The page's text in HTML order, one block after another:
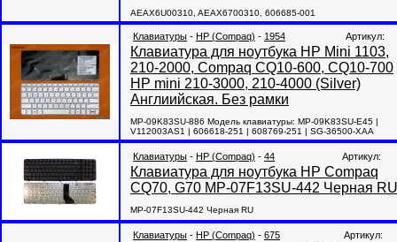
AEAX6U00310, AEAX6700310, 606685-001
Клавиатуры - HP (Compaq) - 1954 Артикул:
Клавиатура для ноутбука HP Mini 1103,
210-2000, Compaq CQ10-600, CQ10-700
HP mini 210-3000, 210-4000 (Silver)
Англиийская. Без рамки
MP-09K83SU-886 Модель клавиатуры: MP-09K83SU-E45 |
V112003AS1 | 606618-251 | 608769-251 | SG-36500-XAA
Клавиатуры - HP (Compaq) - 44 Артикул:
Клавиатура для ноутбука HP Compaq
CQ70, G70 MP-07F13SU-442 Черная RU
MP-07F13SU-442 Черная RU
Клавиатуры - HP (Compaq) - 675 Артикул: